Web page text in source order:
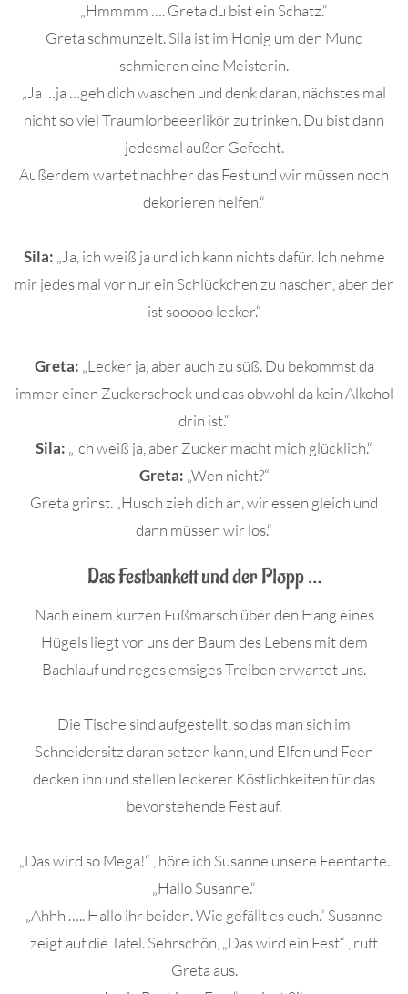
„Hmmmm …. Greta du bist ein Schatz.“
Greta schmunzelt. Sila ist im Honig um den Mund
schmieren eine Meisterin.
„Ja …ja …geh dich waschen und denk daran, nächstes mal
nicht so viel Traumlorbeeerlikör zu trinken. Du bist dann
jedesmal außer Gefecht.
Außerdem wartet nachher das Fest und wir müssen noch
dekorieren helfen.“
Sila: „Ja, ich weiß ja und ich kann nichts dafür. Ich nehme
mir jedes mal vor nur ein Schlückchen zu naschen, aber der
ist sooooo lecker.“
Greta: „Lecker ja, aber auch zu süß. Du bekommst da
immer einen Zuckerschock und das obwohl da kein Alkohol
drin ist.“
Sila: „Ich weiß ja, aber Zucker macht mich glücklich.“
Greta: „Wen nicht?“
Greta grinst. „Husch zieh dich an, wir essen gleich und
dann müssen wir los.“
Das Festbankett und der Plopp …
Nach einem kurzen Fußmarsch über den Hang eines
Hügels liegt vor uns der Baum des Lebens mit dem
Bachlauf und reges emsiges Treiben erwartet uns.
Die Tische sind aufgestellt, so das man sich im
Schneidersitz daran setzen kann, und Elfen und Feen
decken ihn und stellen leckerer Köstlichkeiten für das
bevorstehende Fest auf.
„Das wird so Mega!“ , höre ich Susanne unsere Feentante.
„Hallo Susanne.“
„Ahhh ….. Hallo ihr beiden. Wie gefällt es euch.“ Susanne
zeigt auf die Tafel. Sehrschön, „Das wird ein Fest“ , ruft
Greta aus.